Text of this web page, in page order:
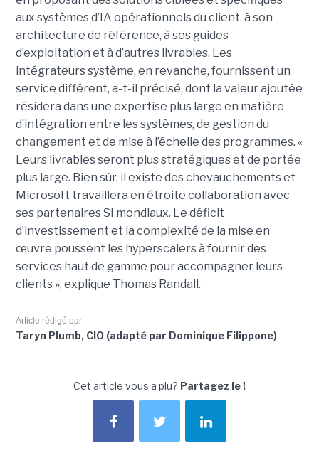
aux systèmes d’IA opérationnels du client, à son
architecture de référence, à ses guides
d’exploitation et à d’autres livrables. Les
intégrateurs système, en revanche, fournissent un
service différent, a-t-il précisé, dont la valeur ajoutée
résidera dans une expertise plus large en matière
d’intégration entre les systèmes, de gestion du
changement et de mise à l’échelle des programmes. «
Leurs livrables seront plus stratégiques et de portée
plus large. Bien sûr, il existe des chevauchements et
Microsoft travaillera en étroite collaboration avec
ses partenaires SI mondiaux. Le déficit
d’investissement et la complexité de la mise en
œuvre poussent les hyperscalers à fournir des
services haut de gamme pour accompagner leurs
clients », explique Thomas Randall.
Article rédigé par
Taryn Plumb, CIO (adapté par Dominique Filippone)
Cet article vous a plu? Partagez le !